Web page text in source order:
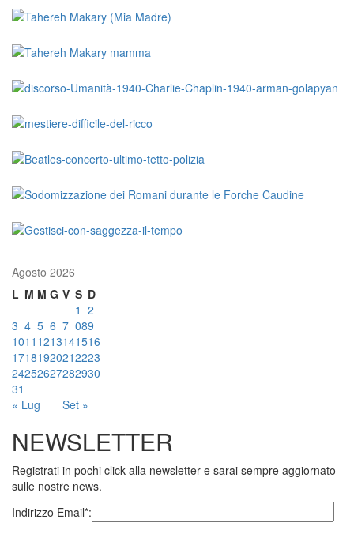
Agosto 2026
L M M G V S D
« Lug Set »
1 2
3 4 5 6 7 089
1011 1213141516
17181920212223
24252627282930
31
NEWSLETTER
Registrati in pochi click alla newsletter e sarai sempre aggiornato
sulle nostre news.
Indirizzo Email*: